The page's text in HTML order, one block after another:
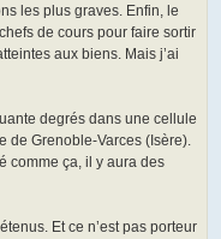
les plus graves. Enfin, le
de cours pour faire sortir
aux biens. Mais j’ai
degrés dans une cellule
de Grenoble-Varces (Isère).
comme ça, il y aura des
Et ce n’est pas porteur